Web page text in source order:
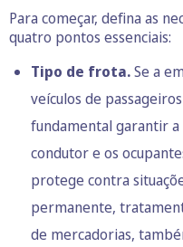
Para começar, defina as
quatro pontos essenciais:
Tipo de frota.Se a
veículos de
fundamental garantir
condutor e os
protege contra
permanente,
de mercadorias,